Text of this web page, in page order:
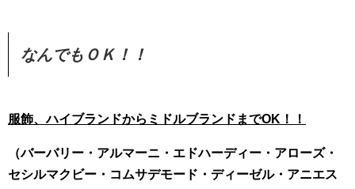
なんでもＯＫ！！
服飾、ハイブランドからミドルブランドまでOK！！
（バーバリー・アルマーニ・エドハーディー・アローズ・
セシルマクビー・コムサデモード・ディーゼル・アニエス